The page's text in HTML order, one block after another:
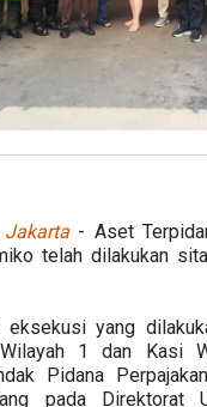
Jakarta- Aset
telah dilakukan
eksekusi yang
1 dan Kasi
Pidana
pada Direktorat